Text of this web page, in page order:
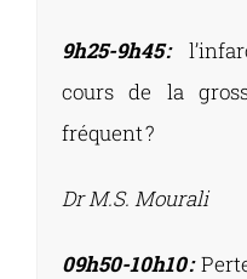
9h25-9h45 :
cours de la
fréquent ?
Dr M.S. Mourali
09h50-10h10 :